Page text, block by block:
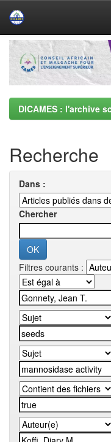
Skip
navigation
DICAMES : l'archive
Recherche
Dans :
Chercher
Filtres courants :